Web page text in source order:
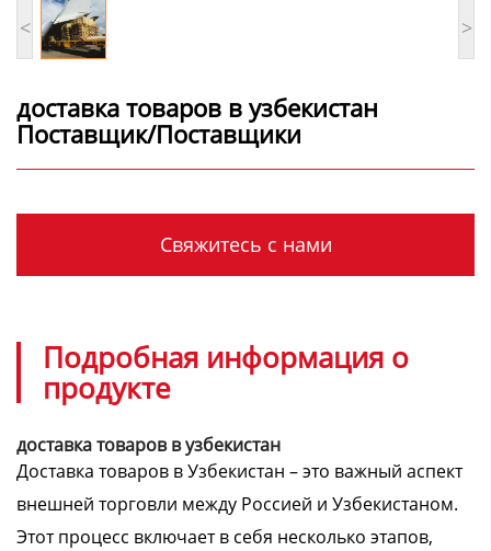
< >
доставка товаров в узбекистан
Поставщик/Поставщики
Свяжитесь с нами
Подробная информация о
продукте
доставка товаров в узбекистан
Доставка товаров в Узбекистан – это важный аспект
внешней торговли между Россией и Узбекистаном.
Этот процесс включает в себя несколько этапов,